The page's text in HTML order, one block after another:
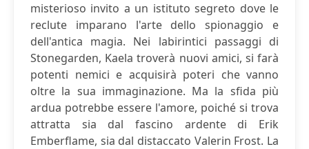
misterioso invito a un istituto segreto dove le
reclute imparano l'arte dello spionaggio e
dell'antica magia. Nei labirintici passaggi di
Stonegarden, Kaela troverà nuovi amici, si farà
potenti nemici e acquisirà poteri che vanno
oltre la sua immaginazione. Ma la sfida più
ardua potrebbe essere l'amore, poiché si trova
attratta sia dal fascino ardente di Erik
Emberflame, sia dal distaccato Valerin Frost. La